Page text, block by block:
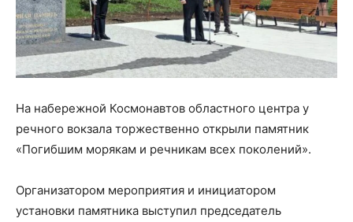
На набережной Космонавтов областного центра у
речного вокзала торжественно открыли памятник
«Погибшим морякам и речникам всех поколений».
Организатором мероприятия и инициатором
установки памятника выступил председатель